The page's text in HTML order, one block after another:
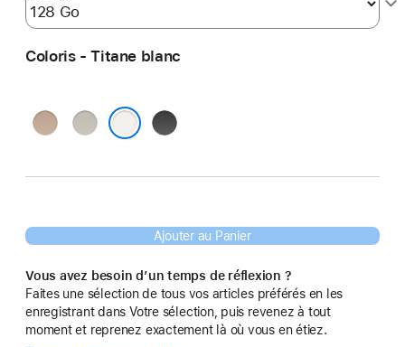
Coloris - Titane blanc
TitaneTitane
naturel
Titane
Ajouter au Panier
Vous avez besoin d’un temps de réflexion ?
Faites une sélection de tous vos articles préférés en les
enregistrant dans Votre sélection, puis revenez à tout
moment et reprenez exactement là où vous en étiez.